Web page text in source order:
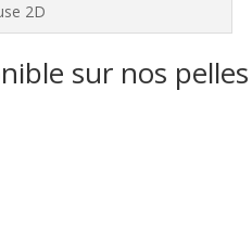
2D
sur nos pelles